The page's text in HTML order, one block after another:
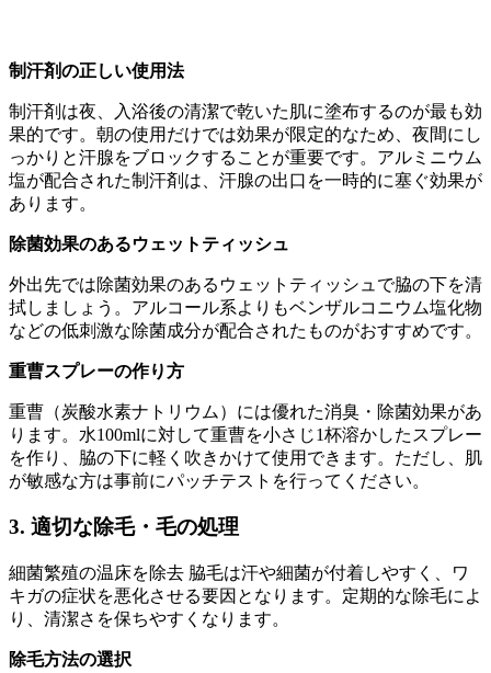
制汗剤の正しい使用法
制汗剤は夜、入浴後の清潔で乾いた肌に塗布するのが最も効
果的です。朝の使用だけでは効果が限定的なため、夜間にし
っかりと汗腺をブロックすることが重要です。アルミニウム
塩が配合された制汗剤は、汗腺の出口を一時的に塞ぐ効果が
あります。
除菌効果のあるウェットティッシュ
外出先では除菌効果のあるウェットティッシュで脇の下を清
拭しましょう。アルコール系よりもベンザルコニウム塩化物
などの低刺激な除菌成分が配合されたものがおすすめです。
重曹スプレーの作り方
重曹（炭酸水素ナトリウム）には優れた消臭・除菌効果があ
ります。水100mlに対して重曹を小さじ1杯溶かしたスプレー
を作り、脇の下に軽く吹きかけて使用できます。ただし、肌
が敏感な方は事前にパッチテストを行ってください。
3. 適切な除毛・毛の処理
細菌繁殖の温床を除去 脇毛は汗や細菌が付着しやすく、ワ
キガの症状を悪化させる要因となります。定期的な除毛によ
り、清潔さを保ちやすくなります。
除毛方法の選択